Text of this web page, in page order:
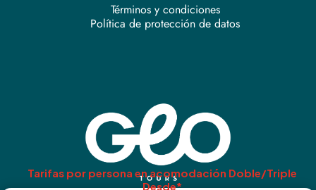
Términos y condiciones
Política de protección de datos